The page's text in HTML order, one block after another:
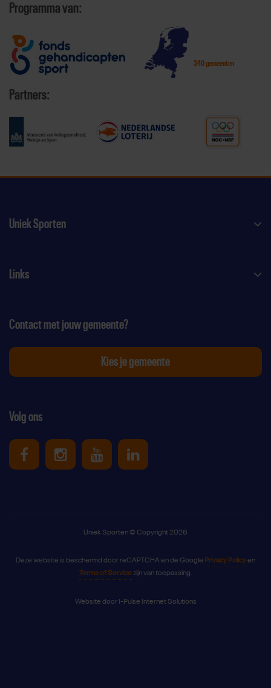
Programma van:
340 gemeenten
Partners:
Uniek Sporten
Links
Volg ons
Uniek Sporten op Facebook
Uniek Sporten op Instagram
Uniek Sporten op Youtube
Uniek Sporten op
Contact met jouw gemeente?
Kies je gemeente
Uniek Sporten © Copyright 2026
Deze website is beschermd door reCAPTCHA en de Google Privacy Policyen
Terms of Servicezijn van toepassing.
Website door I-Pulse Internet Solutions